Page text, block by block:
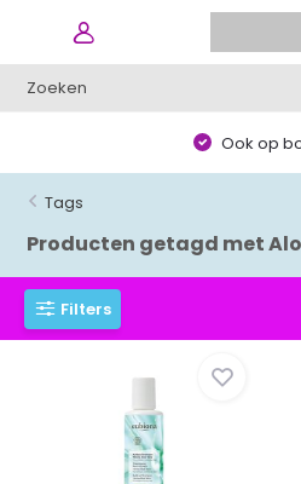
Ook op
Tags
Producten getagd met
Filters